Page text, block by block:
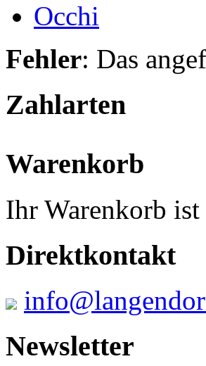
Occhi
Fehler: Das
Zahlarten
Warenkorb
Ihr Warenkorb ist
Direktkontakt
Newsletter